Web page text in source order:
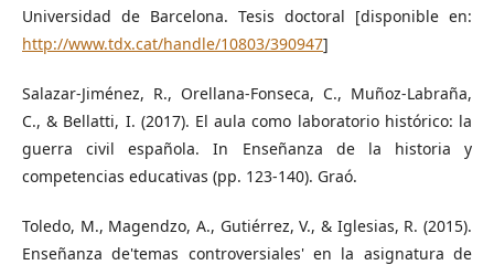
Universidad de Barcelona. Tesis doctoral [disponible en:
http://www.tdx.cat/handle/10803/390947]
Salazar-Jiménez, R., Orellana-Fonseca, C., Muñoz-Labraña,
C., & Bellatti, I. (2017). El aula como laboratorio histórico: la
guerra civil española. In Enseñanza de la historia y
competencias educativas (pp. 123-140). Graó.
Toledo, M., Magendzo, A., Gutiérrez, V., & Iglesias, R. (2015).
Enseñanza de'temas controversiales' en la asignatura de